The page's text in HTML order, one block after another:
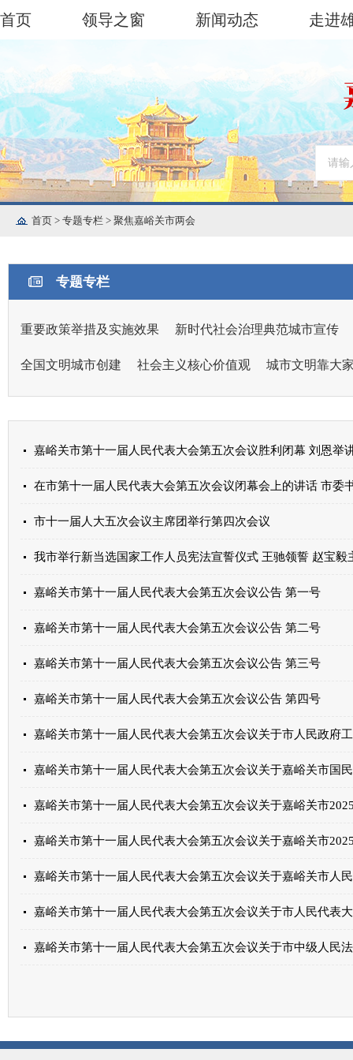
首页 领导之窗 新闻动态 走进
首页 > 专题专栏 > 聚焦嘉峪关市两会
专题专栏
重要政策举措及实施效果 新时代社会治理典范城市宣传
全国文明城市创建 社会主义核心价值观 城市文明靠大
在市第十一届人民代表大会第五次会议闭幕会上的讲话 市委
市十一届人大五次会议主席团举行第四次会议
我市举行新当选国家工作人员宪法宣誓仪式 王驰领誓 赵宝毅
嘉峪关市第十一届人民代表大会第五次会议公告 第一号
嘉峪关市第十一届人民代表大会第五次会议公告 第二号
嘉峪关市第十一届人民代表大会第五次会议公告 第三号
嘉峪关市第十一届人民代表大会第五次会议公告 第四号